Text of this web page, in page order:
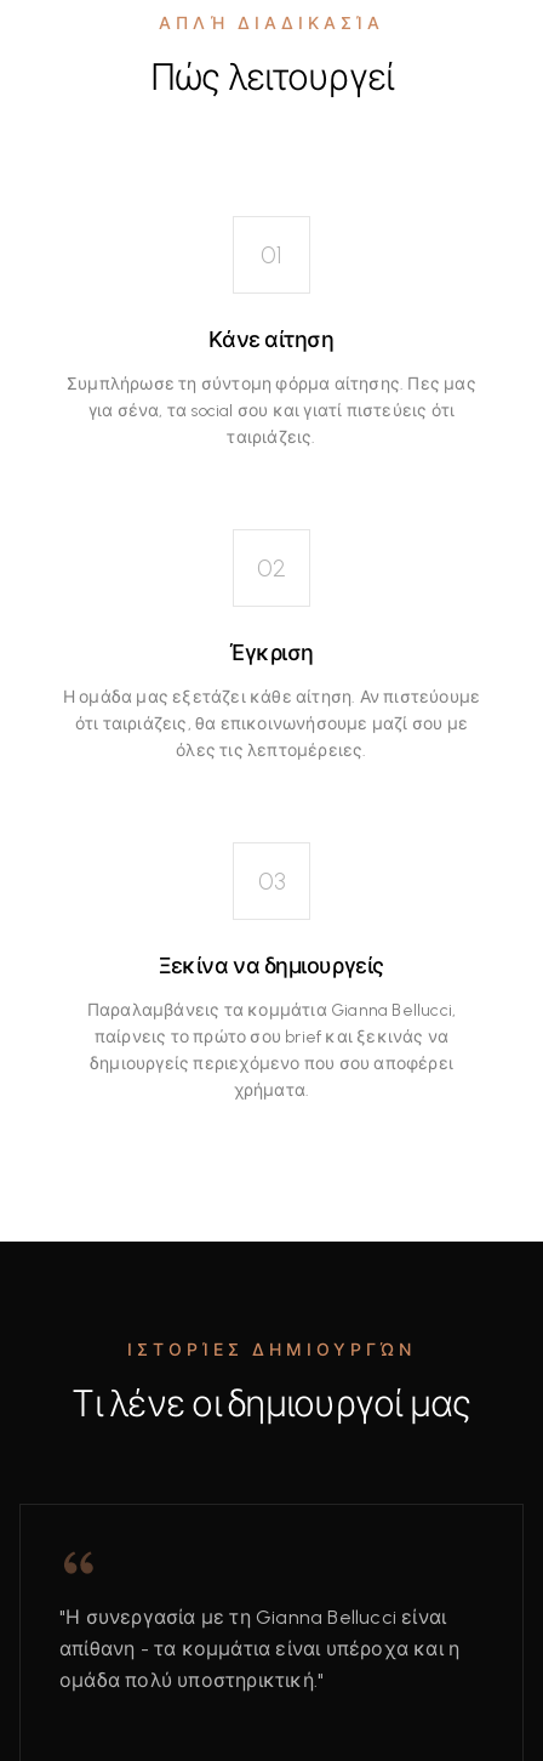
ΑΠΛΉ ΔΙΑΔΙΚΑΣΊΑ
Πώς λειτουργεί
01
Κάνε αίτηση
Συμπλήρωσε τη σύντομη φόρμα αίτησης. Πες μας
για σένα, τα social σου και γιατί πιστεύεις ότι
ταιριάζεις.
02
Έγκριση
Η ομάδα μας εξετάζει κάθε αίτηση. Αν πιστεύουμε
ότι ταιριάζεις, θα επικοινωνήσουμε μαζί σου με
όλες τις λεπτομέρειες.
03
Ξεκίνα να δημιουργείς
Παραλαμβάνεις τα κομμάτια Gianna Bellucci,
παίρνεις το πρώτο σου brief και ξεκινάς να
δημιουργείς περιεχόμενο που σου αποφέρει
χρήματα.
ΙΣΤΟΡΊΕΣ ΔΗΜΙΟΥΡΓΏΝ
Τι λένε οι δημιουργοί μας
"Η συνεργασία με τη Gianna Bellucci είναι
απίθανη - τα κομμάτια είναι υπέροχα και η
ομάδα πολύ υποστηρικτική."